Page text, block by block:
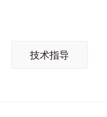
技术指导